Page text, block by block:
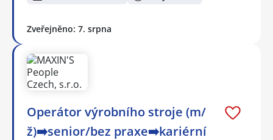
Zveřejněno: 7. srpna
Operátor výrobního stroje (m/
ž)➡️senior/bez praxe➡️kariérní